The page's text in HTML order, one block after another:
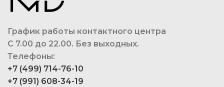
График работы контактного центра
С 7.00 до 22.00. Без выходных.
Телефоны:
+7 (499) 714-76-10
+7 (991) 608-34-19